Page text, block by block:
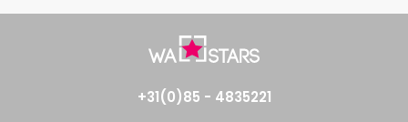
+31(0)85 - 4835221